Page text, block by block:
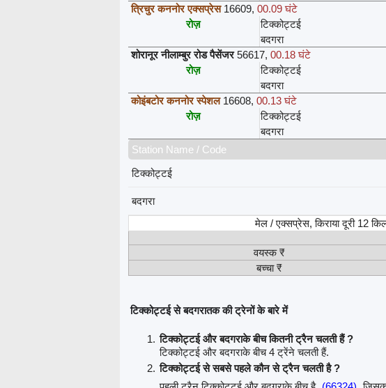
त्रिचुर कननोर एक्सप्रेस 16609, 00.09 घंटे
रोज़
टिक्कोट्टई
बदगरा
शोरानूर नीलाम्बुर रोड पैसेंजर 56617, 00.18 घंटे
रोज़
टिक्कोट्टई
बदगरा
कोइंबटोर कननोर स्पेशल 16608, 00.13 घंटे
रोज़
टिक्कोट्टई
बदगरा
Station Name / Code
टिक्कोट्टई
बदगरा
मेल / एक्सप्रेस, किराया दूरी 12
वयस्क ₹
बच्चा ₹
टिक्कोट्टई से बदगरातक की ट्रेनों के बारे में
टिक्कोट्टई और बदगराके बीच कितनी ट्रैन चलती हैं ?
टिक्कोट्टई और बदगराके बीच 4 ट्रेंने चलती हैं.
टिक्कोट्टई से सबसे पहले कौन से ट्रैन चलती है ?